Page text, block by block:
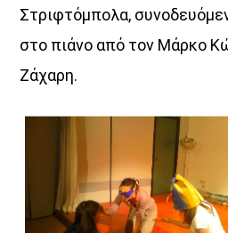
Στριφτόμπολα,
στο πιάνο από τον Μάρκο
Ζάχαρη.